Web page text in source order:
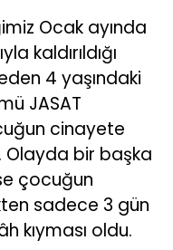
Ocak ayında
kaldırıldığı
4 yaşındaki
JASAT
cinayete
Olayda bir başka
çocuğun
sadece 3 gün
kıyması oldu.